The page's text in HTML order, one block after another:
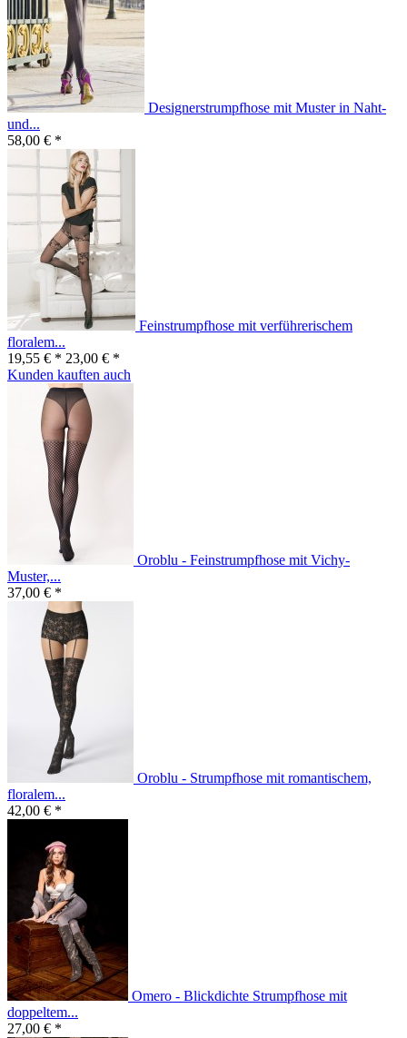
Designerstrumpfhose mit Muster in Naht-
und...
58,00 € *
Feinstrumpfhose mit verführerischem
floralem...
19,55 € * 23,00 € *
Kunden kauften auch
Oroblu - Feinstrumpfhose mit Vichy-
Muster,...
37,00 € *
Oroblu - Strumpfhose mit romantischem,
floralem...
42,00 € *
Omero - Blickdichte Strumpfhose mit
doppeltem...
27,00 € *